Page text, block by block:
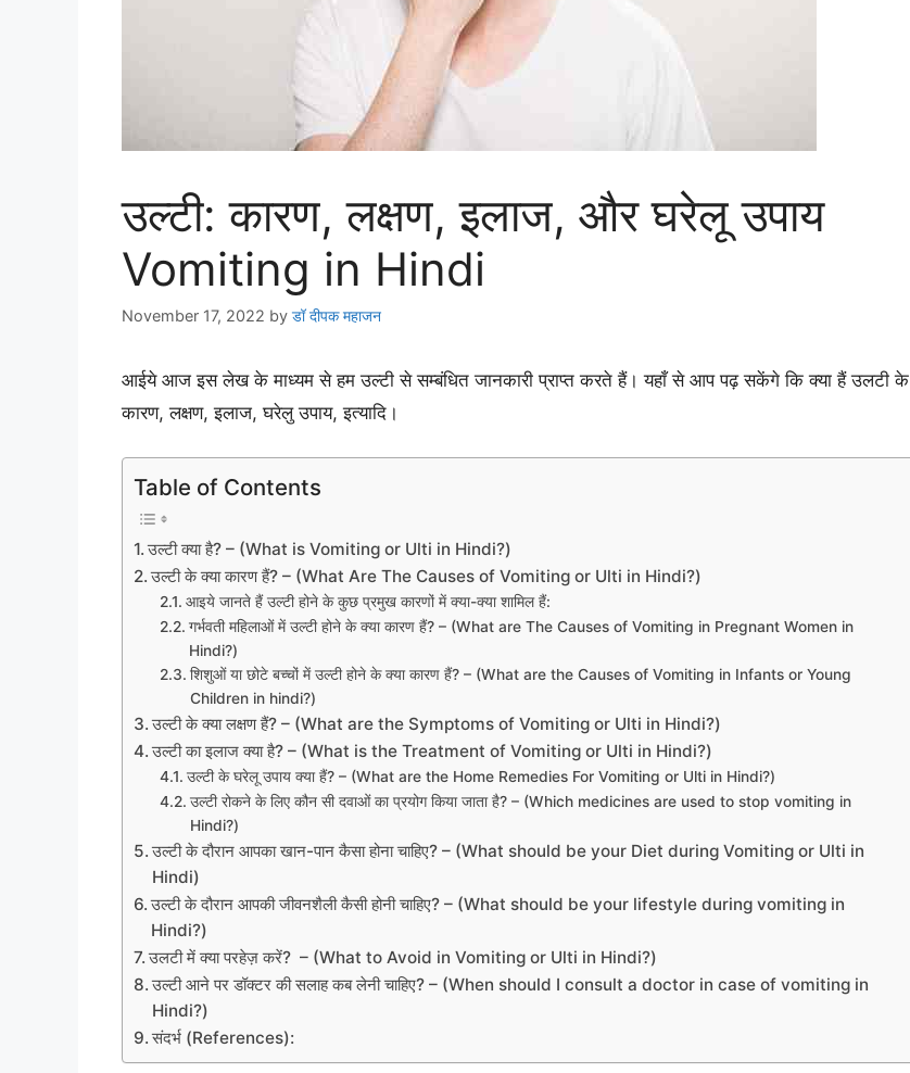
उल्टी: कारण, लक्षण, इलाज, और घरेलू उपाय
Vomiting in Hindi
November 17, 2022 by डॉ दीपक महाजन
आईये आज इस लेख के माध्यम से हम उल्टी से सम्बंधित जानकारी प्राप्त करते हैं। यहाँ से आप पढ़ सकेंगे कि क्या हैं उलटी के
कारण, लक्षण, इलाज, घरेलु उपाय, इत्यादि।
Table of Contents
उल्टी क्या है? – (What is Vomiting or Ulti in Hindi?)
उल्टी के क्या कारण हैं? – (What Are The Causes of Vomiting or Ulti in Hindi?)
आइये जानते हैं उल्टी होने के कुछ प्रमुख कारणों में क्या-क्या शामिल हैं:
गर्भवती महिलाओं में उल्टी होने के क्या कारण हैं? – (What are The Causes of Vomiting in Pregnant Women in
Hindi?)
शिशुओं या छोटे बच्चों में उल्टी होने के क्या कारण हैं? – (What are the Causes of Vomiting in Infants or Young
Children in hindi?)
उल्टी के क्या लक्षण हैं? – (What are the Symptoms of Vomiting or Ulti in Hindi?)
उल्टी का इलाज क्या है? – (What is the Treatment of Vomiting or Ulti in Hindi?)
उल्टी के घरेलू उपाय क्या हैं? – (What are the Home Remedies For Vomiting or Ulti in Hindi?)
उल्टी रोकने के लिए कौन सी दवाओं का प्रयोग किया जाता है? – (Which medicines are used to stop vomiting in
Hindi?)
उल्टी के दौरान आपका खान-पान कैसा होना चाहिए? – (What should be your Diet during Vomiting or Ulti in
Hindi)
उल्टी के दौरान आपकी जीवनशैली कैसी होनी चाहिए? – (What should be your lifestyle during vomiting in
Hindi?)
उलटी में क्या परहेज़ करें? – (What to Avoid in Vomiting or Ulti in Hindi?)
उल्टी आने पर डॉक्टर की सलाह कब लेनी चाहिए? – (When should I consult a doctor in case of vomiting in
Hindi?)
संदर्भ (References):